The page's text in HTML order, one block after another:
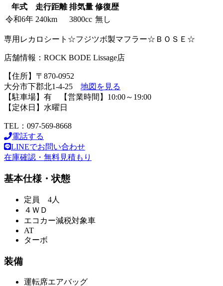
年式
走行距離 排気量 修復歴
令和6年 240km 3800cc 無し
専用レカロシート☆フジツボ製マフラー☆ＢＯＳＥ☆
店舗情報：ROCK BODE Lissage店
【住所】〒870-0952
大分市下郡北1-4-25 地図を見る
【駐車場】有 【営業時間】10:00～19:00
【定休日】水曜日
TEL：097-569-8668
電話する
LINEでお問い合わせ
在庫確認・無料見積もり
基本仕様・状態
定員 4人
４ＷＤ
エコカー減税対象車
AT
ターボ
装備
運転席エアバッグ